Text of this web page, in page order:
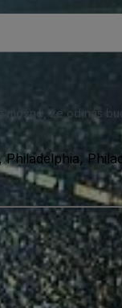
možné, že od nás